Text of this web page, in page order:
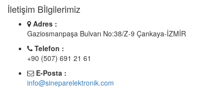
İletişim Bİlgilerimiz
Adres :
Gaziosmanpaşa Bulvarı No:38/Z-9 Çankaya-İZMİR
Telefon :
+90 (507) 691 21 61
E-Posta :
info@sineparelektronik.com